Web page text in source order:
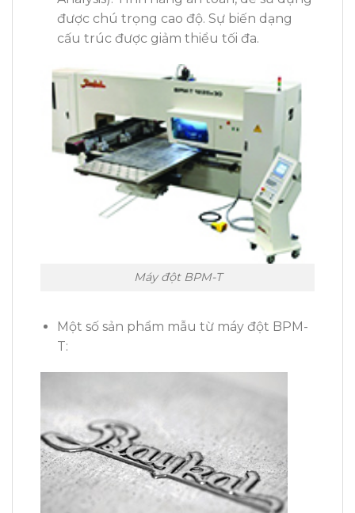
được chú trọng cao độ. Sự biến dạng
cấu trúc được giảm thiểu tối đa.
Máy đột BPM-T
Một số sản phẩm mẫu từ máy đột BPM-
T: